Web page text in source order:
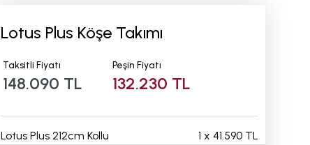
Lotus Plus Köşe Takımı
Taksitli Fiyatı
148.090 TL
Peşin Fiyatı
132.230 TL
Lotus Plus 212cm Kollu 1 x 41.590 TL